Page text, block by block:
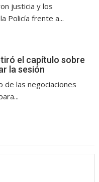
justicia y los
Policía frente a...
el capítulo sobre
la sesión
de las negociaciones